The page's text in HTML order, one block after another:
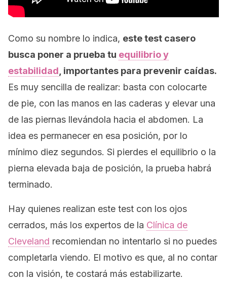
Como su nombre lo indica, este test casero
busca poner a prueba tu equilibrio y
estabilidad , importantes para prevenir caídas.
Es muy sencilla de realizar: basta con colocarte
de pie, con las manos en las caderas y elevar una
de las piernas llevándola hacia el abdomen. La
idea es permanecer en esa posición, por lo
mínimo diez segundos. Si pierdes el equilibrio o la
pierna elevada baja de posición, la prueba habrá
terminado.
Hay quienes realizan este test con los ojos
cerrados, más los expertos de la Clínica de
Cleveland recomiendan no intentarlo si no puedes
completarla viendo. El motivo es que, al no contar
con la visión, te costará más estabilizarte.